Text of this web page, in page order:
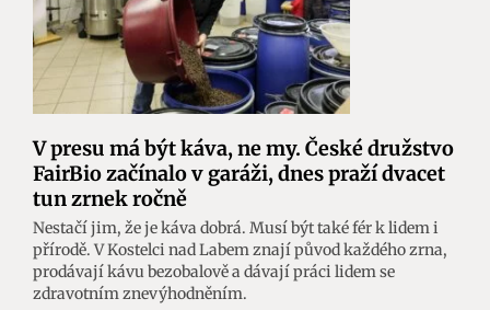
V presu má být káva, ne my. České družstvo
FairBio začínalo v garáži, dnes praží dvacet
tun zrnek ročně
Nestačí jim, že je káva dobrá. Musí být také fér k lidem i
přírodě. V Kostelci nad Labem znají původ každého zrna,
prodávají kávu bezobalově a dávají práci lidem se
zdravotním znevýhodněním.